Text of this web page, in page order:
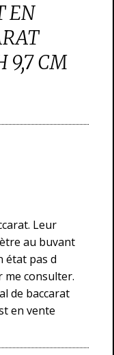
EN
9,7 CM
Leur
au buvant
état pas d
me consulter.
de baccarat
en vente